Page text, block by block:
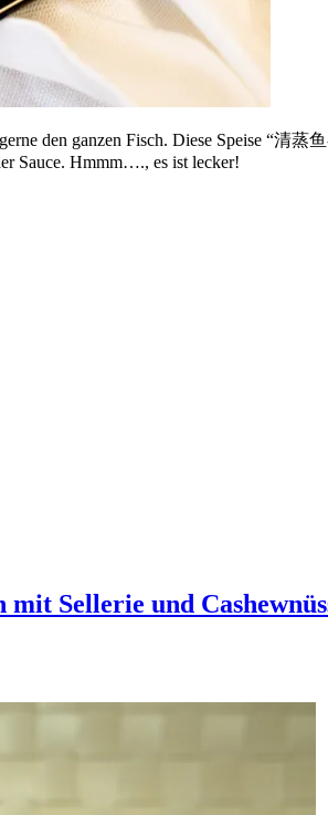
den ganzen Fisch. Diese Speise “清
Sauce. Hmmm…., es ist lecker!
Sellerie und